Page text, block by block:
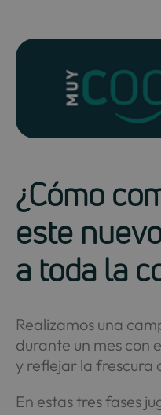
¿Cómo
este
a toda la
Realizamos una
durante un mes con
y reflejar la frescura
En estas tres fases